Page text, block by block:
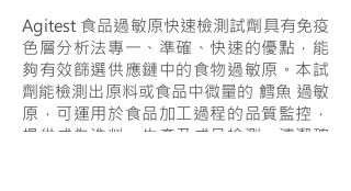
Agitest 食品過敏原快速檢測試劑具有免疫
色層分析法專一、準確、快速的優點，能
夠有效篩選供應鏈中的食物過敏原。本試
劑能檢測出原料或食品中微量的 鱈魚 過敏
原，可運用於食品加工過程的品質監控，
提供成為進料、生產及成品檢測、清潔確